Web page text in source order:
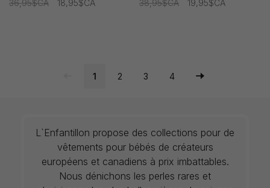
36,95$CA 18,95$CA 38,95$CA 19,95$CA
1 2 3 4
L`Enfantillon propose des collections pour de
vêtements pour bébés de créateurs
européens et canadiens à prix imbattables.
Nous dénichons les perles rares et